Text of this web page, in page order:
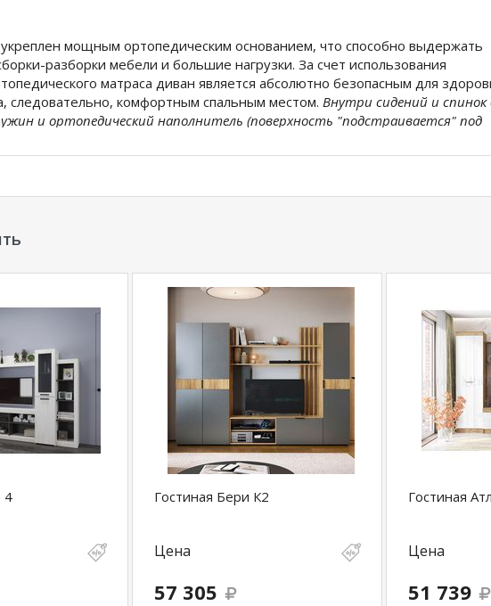
мощным ортопедическим основанием, что способно выдержать
разборки мебели и большие нагрузки. За счет использования
матраса диван является абсолютно безопасным для
следовательно, комфортным спальным местом. Внутри сидений и спинок
и ортопедический наполнитель (поверхность "подстраивается" под
модель мягкой мебели имеет декоративную прострочку, которая
прилегание ткани к наполнителю и ее ровное распределение.
информацию о том, как купить
Диван прямой тик-так Кардинал БД
менеджера по телефону+79292022735.
100диванов.com действительны только для интернет-
отличаться от цен в розничных магазинах-салонах сети!
4 Гостиная Бери К2
Цена
57 305
Гостиная
Цена
51 739